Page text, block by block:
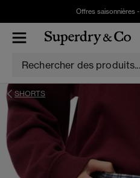
Offres saisonnières -
SHORTS